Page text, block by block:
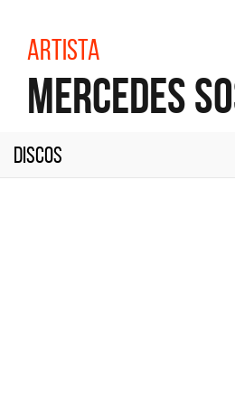
Artista
Mercedes
Discos